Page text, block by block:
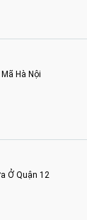
Hà Nội
Ở Quận 12